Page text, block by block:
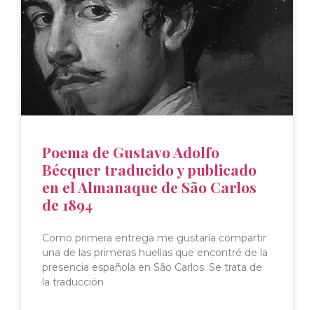
Poema de Gustavo Adolfo
Bécquer traducido y publicado
en el Almanaque de São Carlos
de 1894
Como primera entrega me gustaría compartir
una de las primeras huellas que encontré de la
presencia española en São Carlos. Se trata de
la traducción